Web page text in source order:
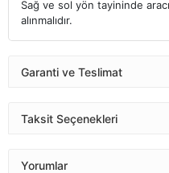
Sağ ve sol yön tayininde
alınmalıdır.
Garanti ve Teslimat
Taksit Seçenekleri
Yorumlar